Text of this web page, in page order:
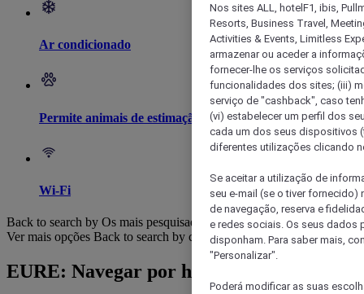
Ar condicionado
Permite animais de estimação
Wi-Fi
Back to search by Os mais pesquisados
Ver mais opções Back to search by categories
EURE: Navegar por hotéis
Nos sites ALL, hotelF1, ibis,
Resorts, Business Travel,
Activities & Events, Limitless
armazenar ou aceder a
fornecer-lhe os serviços
funcionalidades dos sites; (iii)
serviço de "cashback", caso
(vi) estabelecer um perfil dos
cada um dos seus dispositivos
diferentes utilizações clicando
Se aceitar a utilização de
seu e-mail (se o tiver
de navegação, reserva e
e redes sociais. Os seus dados
disponham. Para saber mais,
"Personalizar".
Poderá modificar as suas